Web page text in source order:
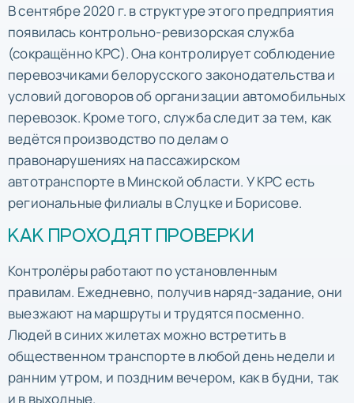
В сентябре 2020 г. в структуре этого предприятия
появилась контрольно-ревизорская служба
(сокращённо КРС). Она контролирует соблюдение
перевозчиками белорусского законодательства и
условий договоров об организации автомобильных
перевозок. Кроме того, служба следит за тем, как
ведётся производство по делам о
правонарушениях на пассажирском
автотранспорте в Минской области. У КРС есть
региональные филиалы в Слуцке и Борисове.
КАК ПРОХОДЯТ ПРОВЕРКИ
Контролёры работают по установленным
правилам. Ежедневно, получив наряд-задание, они
выезжают на маршруты и трудятся посменно.
Людей в синих жилетах можно встретить в
общественном транспорте в любой день недели и
ранним утром, и поздним вечером, как в будни, так
и в выходные.